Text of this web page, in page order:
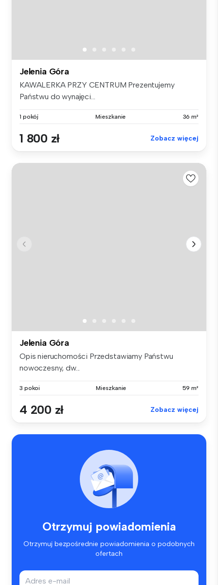
Jelenia Góra
KAWALERKA PRZY CENTRUM Prezentujemy
Państwu do wynajęci...
1 pokój Mieszkanie 36 m²
1 800 zł Zobacz więcej
Jelenia Góra
Opis nieruchomości Przedstawiamy Państwu
nowoczesny, dw...
3 pokoi Mieszkanie 59 m²
4 200 zł Zobacz więcej
Otrzymuj powiadomienia
Otrzymuj bezpośrednie powiadomienia o podobnych
ofertach